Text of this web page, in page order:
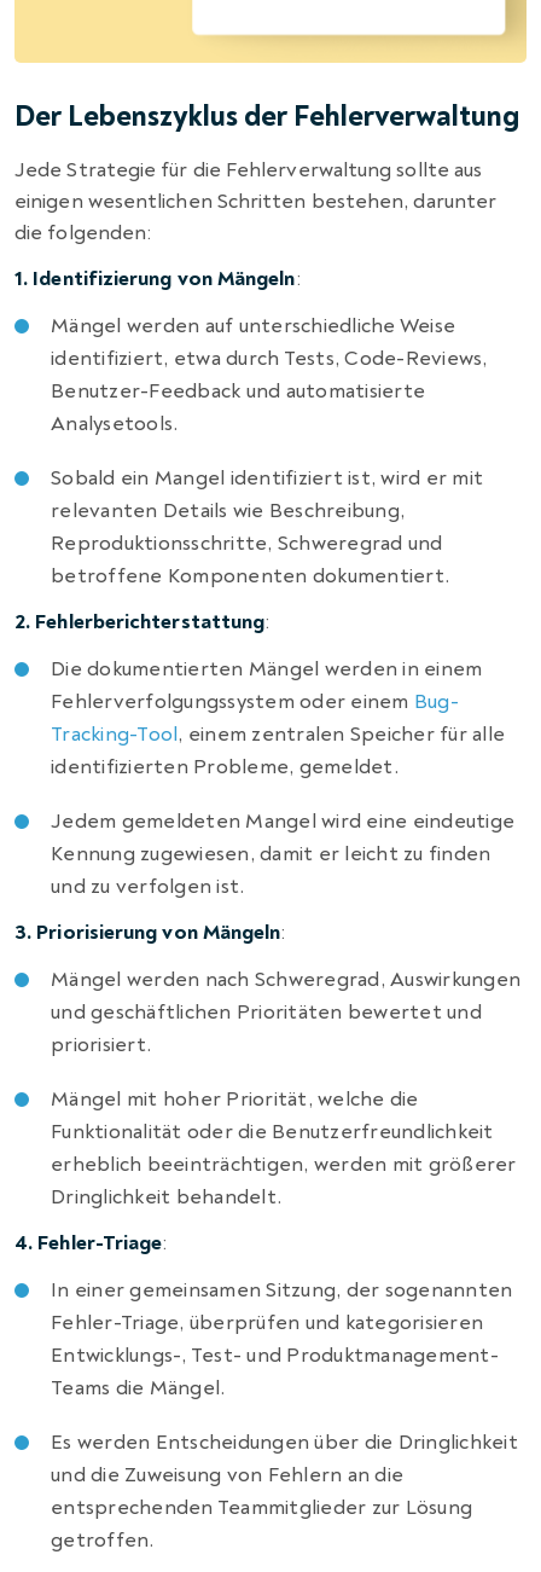
Der Lebenszyklus der Fehlerverwaltung
Jede Strategie für die Fehlerverwaltung sollte aus
einigen wesentlichen Schritten bestehen, darunter
die folgenden:
1. Identifizierung von Mängeln:
Mängel werden auf unterschiedliche Weise
identifiziert, etwa durch Tests, Code-Reviews,
Benutzer-Feedback und automatisierte
Analysetools.
Sobald ein Mangel identifiziert ist, wird er mit
relevanten Details wie Beschreibung,
Reproduktionsschritte, Schweregrad und
betroffene Komponenten dokumentiert.
2. Fehlerberichterstattung:
Die dokumentierten Mängel werden in einem
Fehlerverfolgungssystem oder einem Bug-
Tracking-Tool, einem zentralen Speicher für alle
identifizierten Probleme, gemeldet.
Jedem gemeldeten Mangel wird eine eindeutige
Kennung zugewiesen, damit er leicht zu finden
und zu verfolgen ist.
3. Priorisierung von Mängeln:
Mängel werden nach Schweregrad, Auswirkungen
und geschäftlichen Prioritäten bewertet und
priorisiert.
Mängel mit hoher Priorität, welche die
Funktionalität oder die Benutzerfreundlichkeit
erheblich beeinträchtigen, werden mit größerer
Dringlichkeit behandelt.
4. Fehler-Triage:
In einer gemeinsamen Sitzung, der sogenannten
Fehler-Triage, überprüfen und kategorisieren
Entwicklungs-, Test- und Produktmanagement-
Teams die Mängel.
Es werden Entscheidungen über die Dringlichkeit
und die Zuweisung von Fehlern an die
entsprechenden Teammitglieder zur Lösung
getroffen.